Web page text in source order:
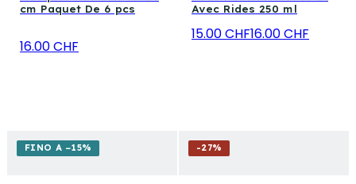
cm Paquet De 6 pcs
16.00 CHF
Avec Rides 250 ml
15.00 CHF16.00 CHF
FINO A −15% -27%